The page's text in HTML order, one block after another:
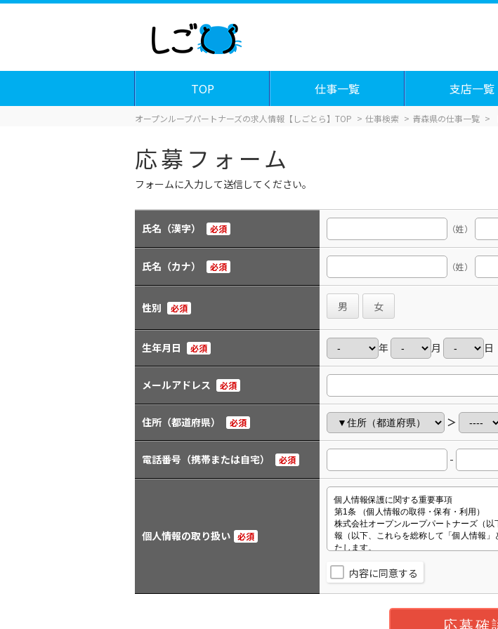
TOP 仕事一覧 支店一覧
オープンループパートナーズの求人情報【しごとら】TOP 仕事検索 青森県の仕事一覧
応募フォーム
フォームに入力して送信してください。
氏名（漢字） 必須 （姓）
氏名（カナ） 必須 （姓）
性別 必須 男 女
生年月日 必須 年 月 日
メールアドレス 必須
住所（都道府県） 必須 ＞
電話番号（携帯または自宅） 必須 -
個人情報の取り扱い 必須
内容に同意する